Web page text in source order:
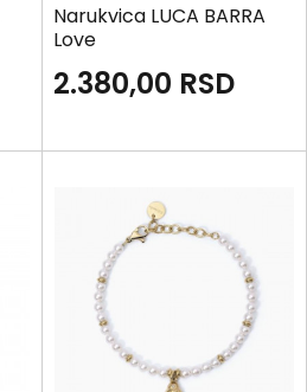
Narukvica LUCA BARRA
Love
2.380,00 RSD